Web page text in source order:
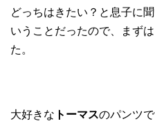
どっちはきたい？と息子に
いうことだったので、まず
た。
大好きな トーマスのパンツで